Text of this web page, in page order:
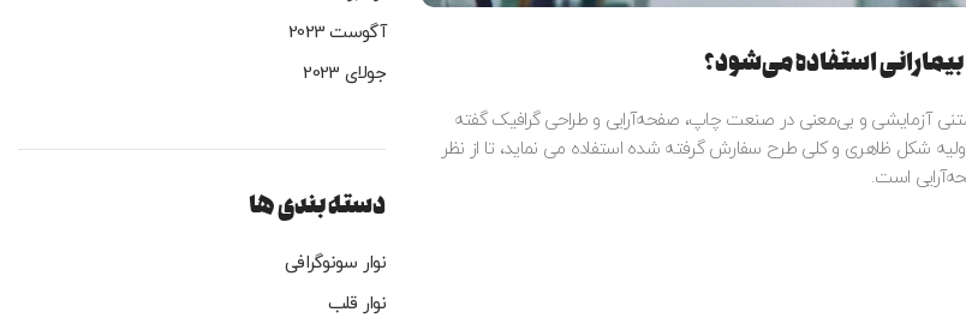
آزمایشی و بی‌معنی در صنعت چاپ، صفحه‌آرایی و طراحی گرافیک گفته
شکل ظاهری و کلی طرح سفارش گرفته شده استفاده می نماید، تا از نظر
است.
آگوست 2023
جولای 2023
دسته بندی ها
نوار سونوگرافی
نوار قلب